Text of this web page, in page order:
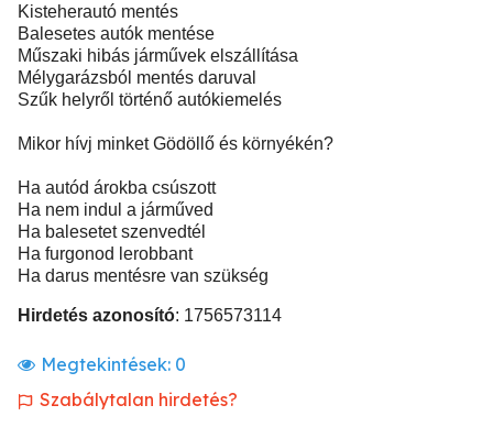
Kisteherautó mentés
Balesetes autók mentése
Műszaki hibás járművek elszállítása
Mélygarázsból mentés daruval
Szűk helyről történő autókiemelés
Mikor hívj minket Gödöllő és környékén?
Ha autód árokba csúszott
Ha nem indul a járműved
Ha balesetet szenvedtél
Ha furgonod lerobbant
Ha darus mentésre van szükség
Hirdetés azonosító: 1756573114
Megtekintések: 0
Szabálytalan hirdetés?